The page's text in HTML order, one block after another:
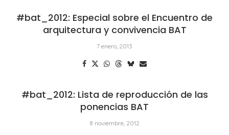
#bat_2012: Especial sobre el Encuentro de
arquitectura y convivencia BAT
7 enero, 2013
#bat_2012: Lista de reproducción de las
ponencias BAT
8 noviembre, 2012